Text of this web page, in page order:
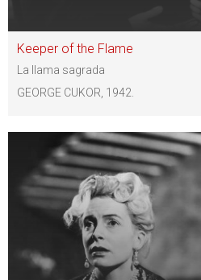
Keeper of the Flame
La llama sagrada
GEORGE CUKOR, 1942.